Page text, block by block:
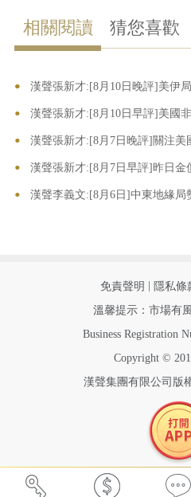
相關閱讀 猜您喜歡
•
• 漢聲張新才:[8月10日晚評]美伊局勢
• 漢聲張新才:[8月10日早評]美國非農數
• 漢聲張新才:[8月7日晚評]關注美國非
• 漢聲張新才:[8月7日早評]昨日
• 漢聲李義文:[8月6日]中東地緣局
免責聲明 隱私條
溫馨提示：市場有
Business Registration
Copyright ©
漢聲集團有限公司版